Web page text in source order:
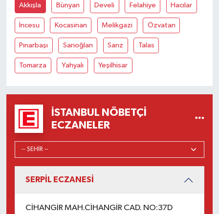
Akkışla Bünyan Develi Felahiye Hacılar
İncesu Kocasinan Melikgazi Özvatan
Pınarbaşı Sarıoğlan Sarız Talas
Tomarza Yahyalı Yeşilhisar
İSTANBUL NÖBETÇI
ECZANELER
SERPİL ECZANESİ
CİHANGİR MAH.CİHANGİR CAD. NO:37D